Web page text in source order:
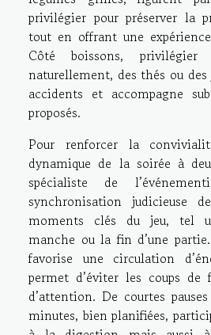
privilégier pour préserver la
tout en offrant une
Côté boissons, privilégier
naturellement, des thés ou
accidents et accompagne
proposés.
Pour renforcer la
dynamique de la soirée à
spécialiste de
synchronisation judicieuse
moments clés du jeu, tel
manche ou la fin d’une
favorise une circulation
permet d’éviter les coups de
d’attention. De courtes
minutes, bien planifiées,